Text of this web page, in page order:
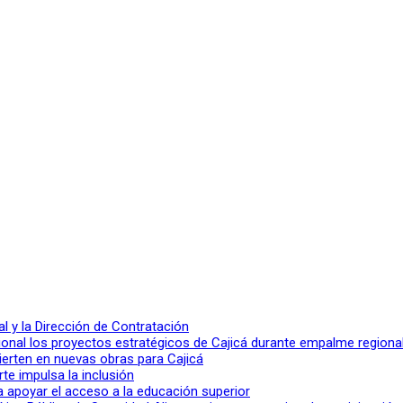
y la Dirección de Contratación
los proyectos estratégicos de Cajicá durante empalme
en nuevas obras para Cajicá
impulsa la inclusión
apoyar el acceso a la educación superior